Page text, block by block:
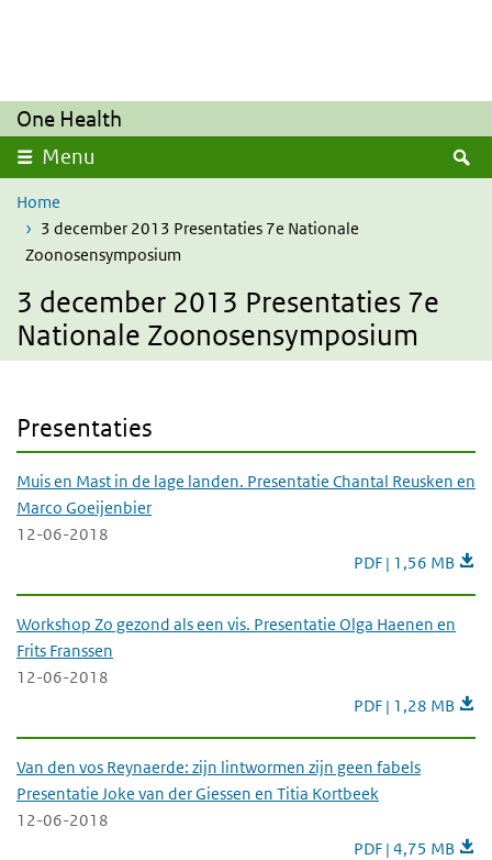
One Health
Menu
Home
3 december 2013 Presentaties 7e Nationale
Zoonosensymposium
3 december 2013 Presentaties 7e
Nationale Zoonosensymposium
Presentaties
Muis en Mast in de lage landen. Presentatie Chantal Reusken en
Marco Goeijenbier
12-06-2018
Muis en Mast in
PDF | 1,56 MB
Workshop Zo gezond als een vis. Presentatie Olga Haenen en
Frits Franssen
12-06-2018
Workshop Zo
PDF | 1,28 MB
Van den vos Reynaerde: zijn lintwormen zijn geen fabels
Presentatie Joke van der Giessen en Titia Kortbeek
12-06-2018
Van den vos
PDF | 4,75 MB